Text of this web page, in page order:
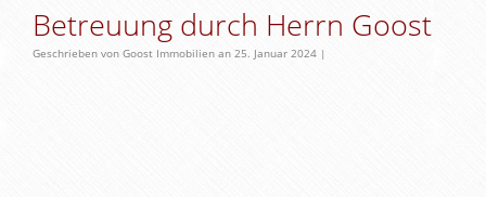
Betreuung durch Herrn Goost
Geschrieben von Goost Immobilien an 25. Januar 2024 |